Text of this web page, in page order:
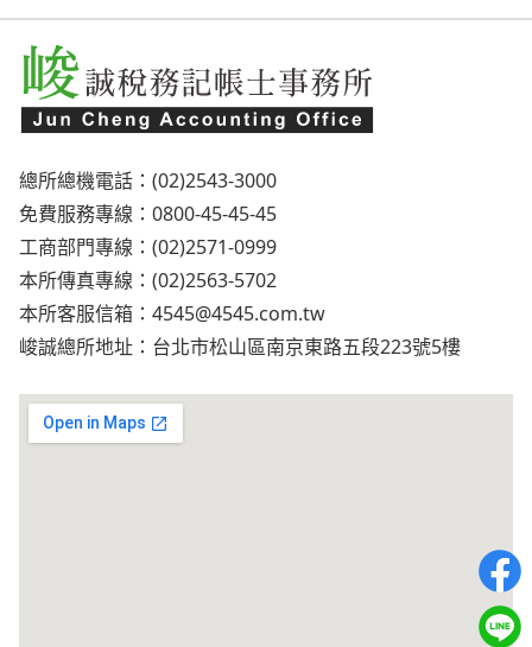
總所總機電話：(02)2543-3000
免費服務專線：0800-45-45-45
工商部門專線：(02)2571-0999
本所傳真專線：(02)2563-5702
本所客服信箱： 4545@4545.com.tw
峻誠總所地址：台北市松山區南京東路五段223號5樓